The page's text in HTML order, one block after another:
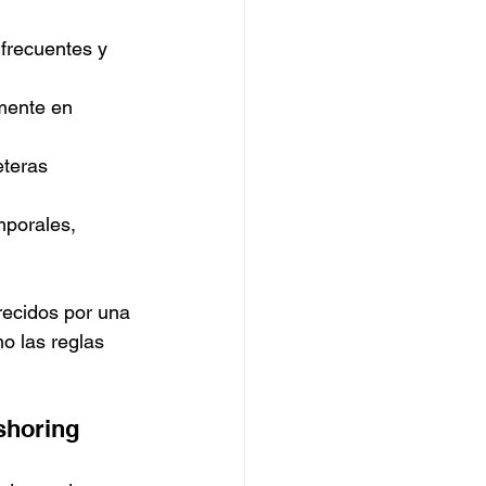
y
en
por una
las reglas